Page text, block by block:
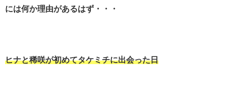
には何か理由があるはず・・・
ヒナと稀咲が初めてタケミチに出会った日